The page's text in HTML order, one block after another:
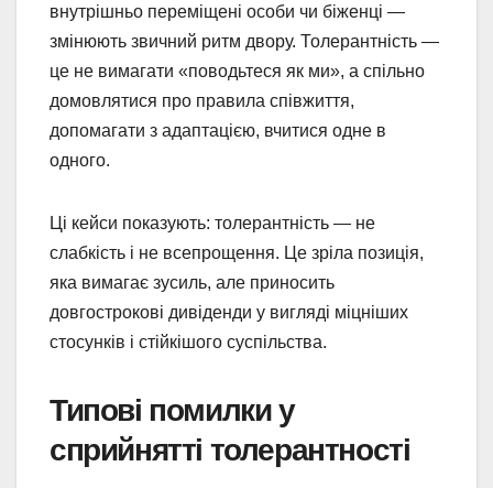
внутрішньо переміщені особи чи біженці —
змінюють звичний ритм двору. Толерантність —
це не вимагати «поводьтеся як ми», а спільно
домовлятися про правила співжиття,
допомагати з адаптацією, вчитися одне в
одного.
Ці кейси показують: толерантність — не
слабкість і не всепрощення. Це зріла позиція,
яка вимагає зусиль, але приносить
довгострокові дивіденди у вигляді міцніших
стосунків і стійкішого суспільства.
Типові помилки у
сприйнятті толерантності